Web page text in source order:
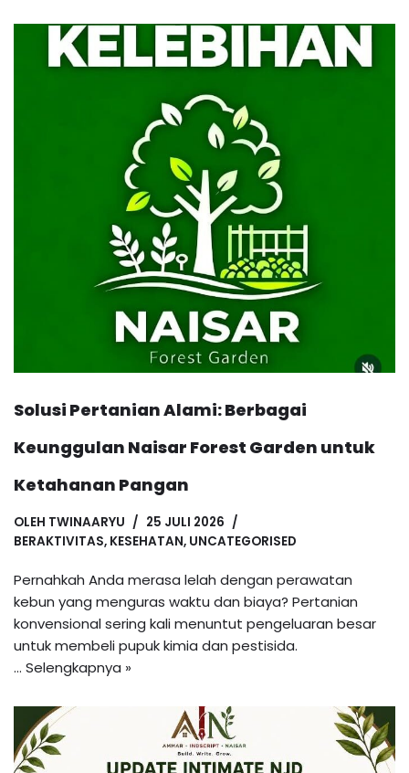
Solusi Pertanian Alami: Berbagai
Keunggulan Naisar Forest Garden untuk
Ketahanan Pangan
OLEH TWINAARYU
25 JULI 2026
BERAKTIVITAS, KESEHATAN, UNCATEGORISED
Pernahkah Anda merasa lelah dengan perawatan
kebun yang menguras waktu dan biaya? Pertanian
konvensional sering kali menuntut pengeluaran besar
untuk membeli pupuk kimia dan pestisida.
… Selengkapnya »